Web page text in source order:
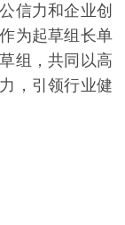
信力和企业创
为起草组长单
组，共同以高
，引领行业健